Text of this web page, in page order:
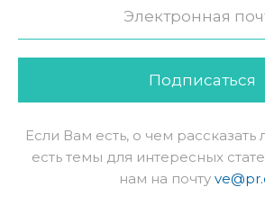
Подписаться
Если Вам есть, о чем
есть темы для интересных
нам на почту